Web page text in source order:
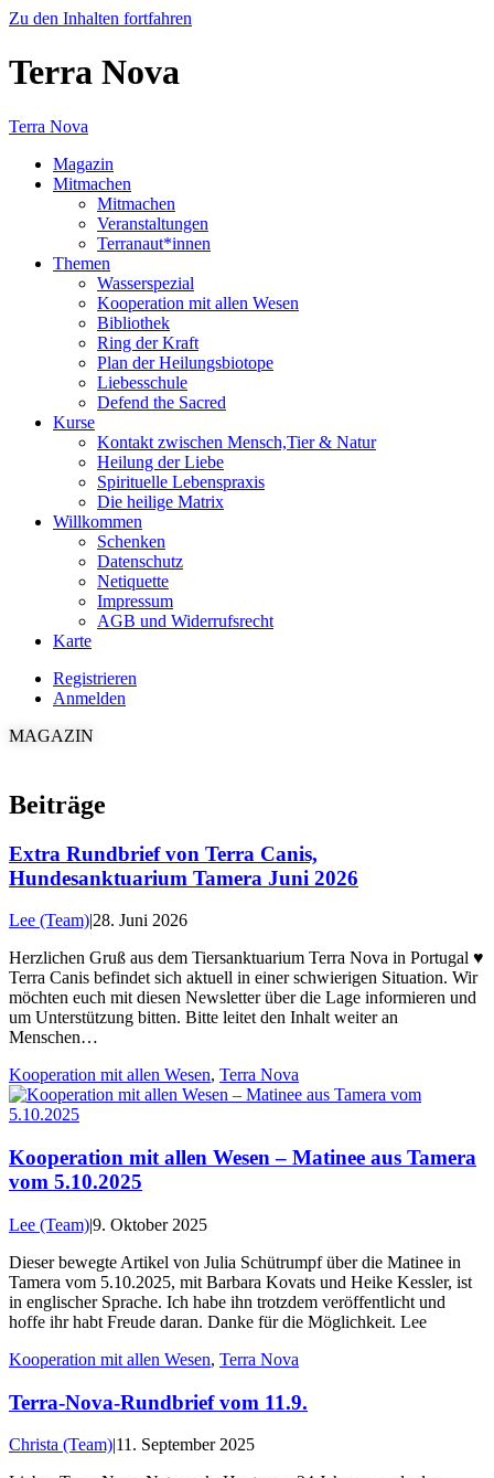
Zu den Inhalten fortfahren
Terra Nova
Terra Nova
Magazin
Mitmachen
Mitmachen
Veranstaltungen
Terranaut*innen
Themen
Wasserspezial
Kooperation mit allen Wesen
Bibliothek
Ring der Kraft
Plan der Heilungsbiotope
Liebesschule
Defend the Sacred
Kurse
Kontakt zwischen Mensch,Tier & Natur
Heilung der Liebe
Spirituelle Lebenspraxis
Die heilige Matrix
Willkommen
Schenken
Datenschutz
Netiquette
Impressum
AGB und Widerrufsrecht
Karte
Registrieren
Anmelden
MAGAZIN
Beiträge
Extra Rundbrief von Terra Canis,
Hundesanktuarium Tamera Juni 2026
Lee (Team)|28. Juni 2026
Herzlichen Gruß aus dem Tiersanktuarium Terra Nova in Portugal ♥️
Terra Canis befindet sich aktuell in einer schwierigen Situation. Wir
möchten euch mit diesen Newsletter über die Lage informieren und
um Unterstützung bitten. Bitte leitet den Inhalt weiter an
Menschen…
Kooperation mit allen Wesen, Terra Nova
Kooperation mit allen Wesen – Matinee aus Tamera
vom 5.10.2025
Lee (Team)|9. Oktober 2025
Dieser bewegte Artikel von Julia Schütrumpf über die Matinee in
Tamera vom 5.10.2025, mit Barbara Kovats und Heike Kessler, ist
in englischer Sprache. Ich habe ihn trotzdem veröffentlicht und
hoffe ihr habt Freude daran. Danke für die Möglichkeit. Lee
Kooperation mit allen Wesen, Terra Nova
Terra-Nova-Rundbrief vom 11.9.
Christa (Team)|11. September 2025